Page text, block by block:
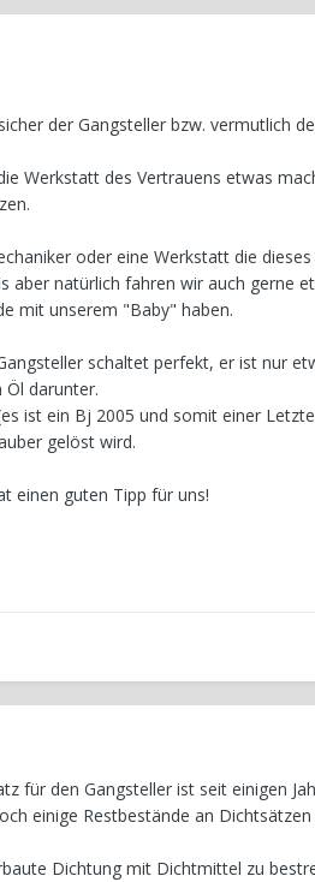
der Gangsteller bzw. vermutlich
Werkstatt des Vertrauens etwas
oder eine Werkstatt die
aber natürlich fahren wir auch gerne
mit unserem "Baby" haben.
schaltet perfekt, er ist nur
Öl darunter.
ist ein Bj 2005 und somit einer
gelöst wird.
einen guten Tipp für uns!
für den Gangsteller ist seit einigen
einige Restbestände an
Dichtung mit Dichtmittel zu